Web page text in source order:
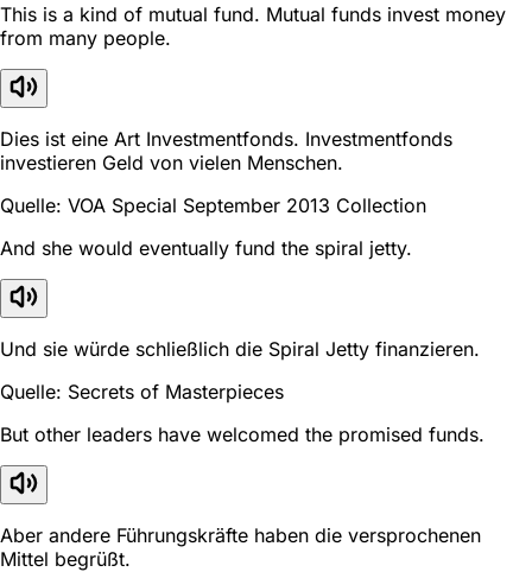
This is a kind of mutual fund. Mutual funds invest money
from many people.
Dies ist eine Art Investmentfonds. Investmentfonds
investieren Geld von vielen Menschen.
Quelle: VOA Special September 2013 Collection
And she would eventually fund the spiral jetty.
Und sie würde schließlich die Spiral Jetty finanzieren.
Quelle: Secrets of Masterpieces
But other leaders have welcomed the promised funds.
Aber andere Führungskräfte haben die versprochenen
Mittel begrüßt.